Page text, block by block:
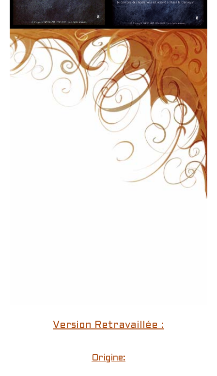
Version Retravaillée :
Origine: